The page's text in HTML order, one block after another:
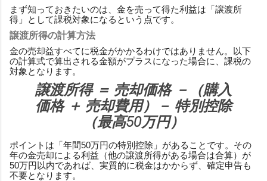
まず知っておきたいのは、金を売って得た利益は「譲渡所
得」として課税対象になるという点です。
譲渡所得の計算方法
金の売却益すべてに税金がかかるわけではありません。以下
の計算式で算出される金額がプラスになった場合に、課税の
対象となります。
譲渡所得 ＝ 売却価格 －（購入
価格 ＋ 売却費用）－ 特別控除
（最高50万円）
ポイントは「年間50万円の特別控除」があることです。その
年の金売却による利益（他の譲渡所得がある場合は合算）が
50万円以内であれば、実質的に税金はかからず、確定申告も
不要となります。